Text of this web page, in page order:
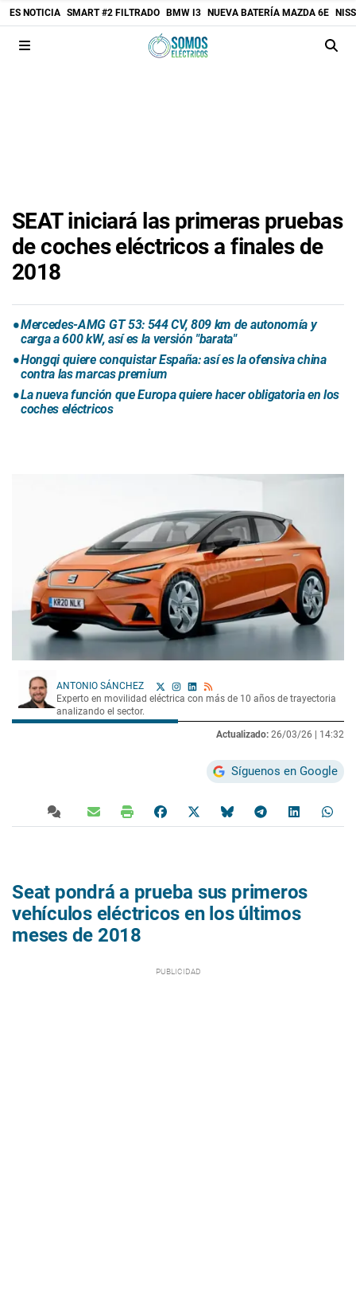
ES NOTICIA SMART #2 FILTRADO BMW I3 NUEVA BATERÍA MAZDA 6E
SEAT iniciará las primeras pruebas
de coches eléctricos a finales de
2018
Mercedes-AMG GT 53: 544 CV, 809 km de autonomía y
carga a 600 kW, así es la versión "barata"
Hongqi quiere conquistar España: así es la ofensiva china
contra las marcas premium
La nueva función que Europa quiere hacer obligatoria en los
coches eléctricos
ANTONIO SÁNCHEZ
Experto en movilidad eléctrica con más de 10 años de trayectoria
analizando el sector.
Actualizado: 26/03/26 | 14:32
Síguenos en Google
Seat pondrá a prueba sus primeros
vehículos eléctricos en los últimos
meses de 2018